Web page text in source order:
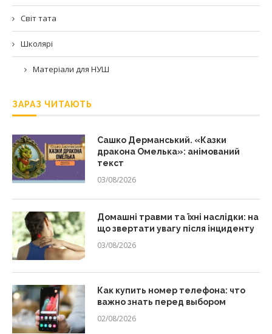
Світ тата
Школярі
Матеріали для НУШ
ЗАРАЗ ЧИТАЮТЬ
Сашко Дерманський. «Казки
дракона Омелька»: анімований
текст
03/08/2026
Домашні травми та їхні наслідки: на
що звертати увагу після інциденту
03/08/2026
Как купить номер телефона: что
важно знать перед выбором
02/08/2026